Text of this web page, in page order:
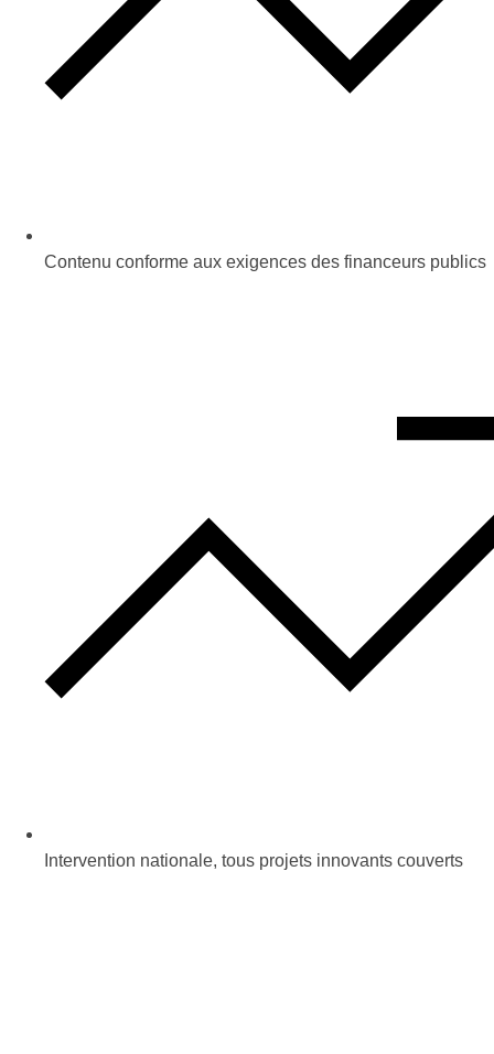
Contenu conforme aux exigences des financeurs publics
Intervention nationale, tous projets innovants couverts